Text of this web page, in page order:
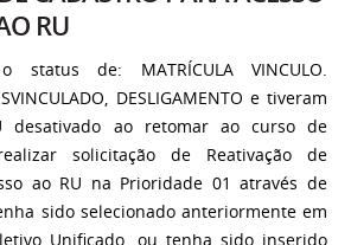
RU
status de: MATRÍCULA VINCULO.
DESLIGAMENTO e tiveram
desativado ao retomar ao curso de
solicitação de Reativação de
ao RU na Prioridade 01 através de
sido selecionado anteriormente em
Unificado, ou tenha sido inserido